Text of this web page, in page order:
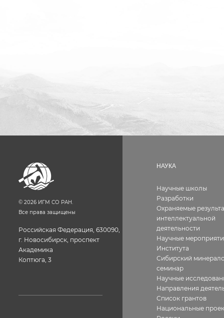
© 2026 ИГМ СО РАН.
Все права защищены
Российская Федерация, 630090,
г. Новосибирск, проспект
Академика
Коптюга, 3
НАУКА
Научные школы
Разработки
Охраняемые
интеллектуальной
деятельности
Научные
Института
Сибирский
семинар
Научные
Направления
Список грантов
Национальные